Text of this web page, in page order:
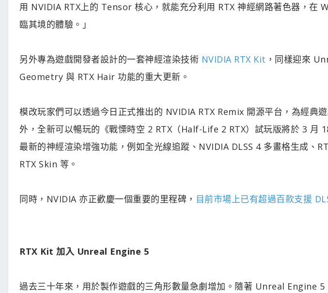
用 NVIDIA RTX上的 Tensor 核心，就能充分利用 RTX 神經網路著色器，在
臨其境的體驗。」
另外專為遊戲開發者設計的一套神經渲染技術 NVIDIA RTX Kit ，同樣迎來
Geometry 與 RTX Hair 功能的重大更新。
模改玩家們可以透過今日正式推出的 NVIDIA RTX Remix 開源平台，為經典
外，全新可以暢玩的《戰慄時空 2 RTX（Half-Life 2 RTX）試玩版將於 3 月
最新的神經渲染增強功能，例如全光線追蹤、NVIDIA DLSS 4 多畫格生成、
RTX Skin 等。
同時，NVIDIA 亦正歡慶一個重要的里程碑， 目前市場上已有超過百款支援
RTX Kit 加入 Unreal Engine 5
過去三十年來，用於製作遊戲的三角形數量急劇增加。隨著 Unreal Engine